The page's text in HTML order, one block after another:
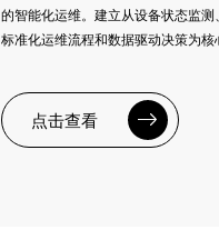
的智能化运维。建立从设备状态监
标准化运维流程和数据驱动决策为核
点击查看